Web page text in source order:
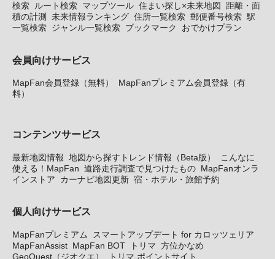
検索 ルート検索 マップツール 住まい探し×未来地図
距離・面
積の計測
未来情報ランキング 住所一覧検索 郵便番号検索 駅
一覧検索 ジャンル一覧検索 ブックマーク おでかけプラン
会員向けサービス
MapFan会員登録（無料）
MapFanプレミアム会員登録（有
料）
コンテンツサービス
最新地図情報 地図から探すトレンド情報（Beta版）
こんなに
使える！MapFan 道路走行調査で見つけたもの MapFanオンラ
インストア
カーナビ地図更新 宿・ホテル・旅館予約
個人向けサービス
MapFanプレミアム
スマートアップデート for カロッツェリア
MapFanAssist MapFan BOT トリマ 方位かなめ
GeoQuest（ジオクエ）
トリマ ポイントサイト